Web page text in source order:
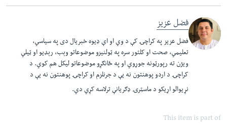
فضل عزیز
فضل عزيز په کراچۍ کې د وي او اې ډيوه خبريال دی په سياسي،
تعليمي، صحت او کلتور سره په ټولنيزو موضوعاتو وېب، رېډيو او ټيلي
ويژن ته رپورټونه جوړوي او په ځانګړو موضوعاتو ليکل هم کوي. د
کراچۍ د اردو پوهنتون نه يې د جرنلزم او کراچۍ پوهنتون نه يې د
نړيوالو اړيکو د ماسټرۍ ډګريانې ترلاسه کړي دي.​
This item is part of